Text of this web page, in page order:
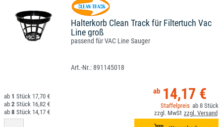
Halterkorb Clean Track für Filtertuch Vac
Line groß
passend für VAC Line Sauger
891145018
14,17 €
8
1
17,70 €
2
16,82 €
8
14,17 €